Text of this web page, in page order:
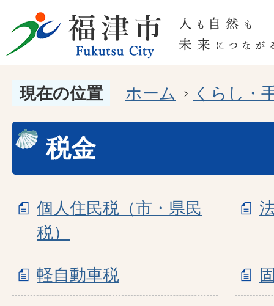
現在の位置 ホーム くらし・
税金
個人住民税（市・県民
税）
軽自動車税